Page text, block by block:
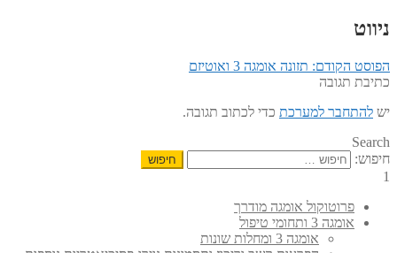
ניווט
הפוסט הקודם: תזונה אומגה 3 ואוטיזם
כתיבת תגובה
יש להתחבר למערכת כדי לכתוב תגובה.
Search
חיפוש:
1
פרוטוקול אומגה מודרך
אומגה 3 ותחומי טיפול
אומגה 3 ומחלות שונות